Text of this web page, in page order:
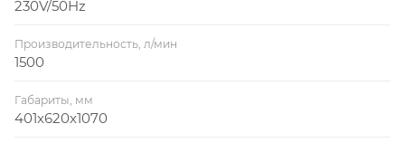
230V/50Hz
Производительность, л/мин
1500
Габариты, мм
401x620x1070